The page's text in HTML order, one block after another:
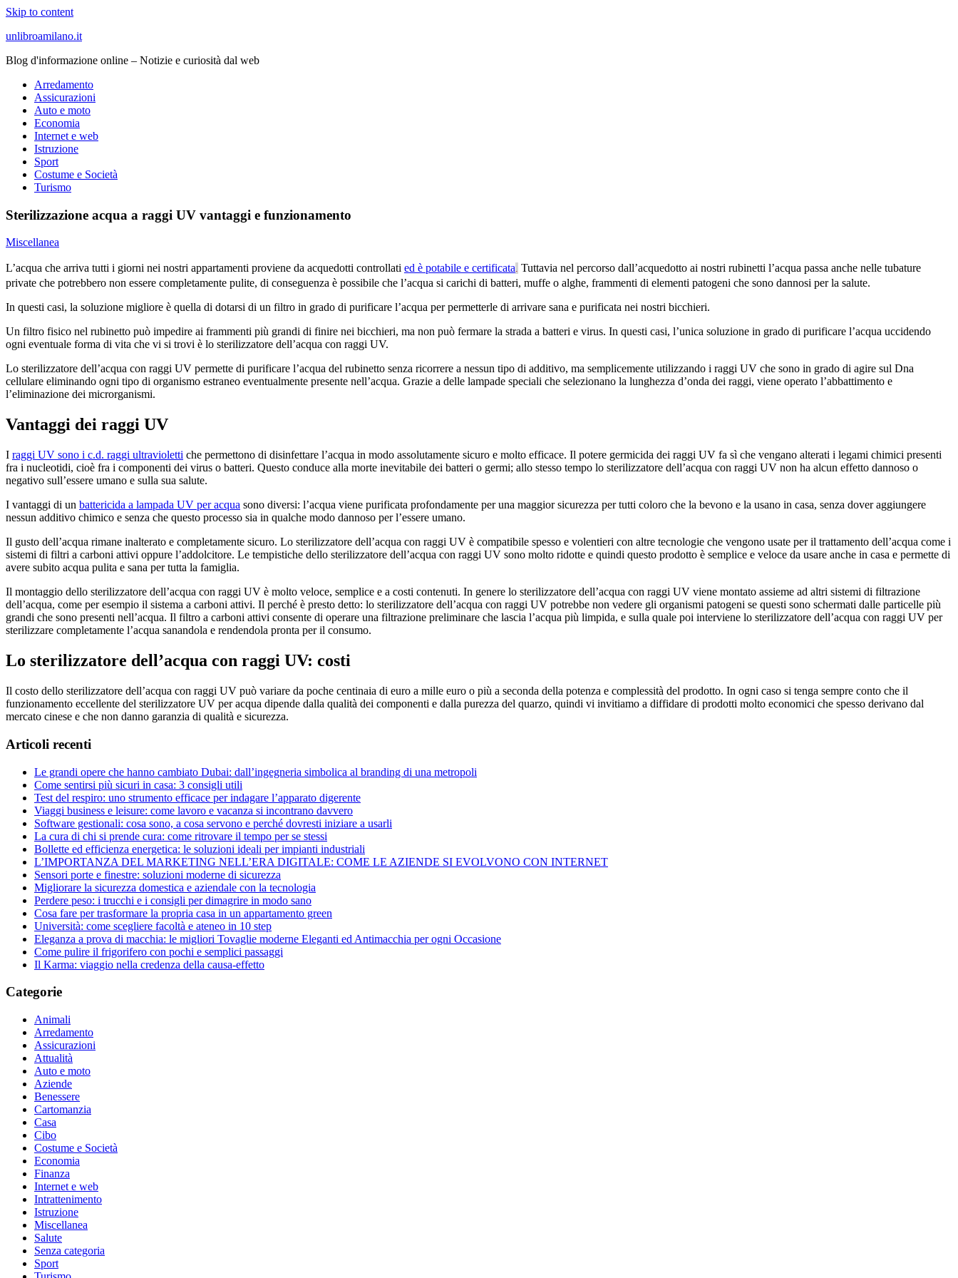
Skip to content
unlibroamilano.it
Blog d'informazione online – Notizie e curiosità dal web
Arredamento
Assicurazioni
Auto e moto
Economia
Internet e web
Istruzione
Sport
Costume e Società
Turismo
Sterilizzazione acqua a raggi UV vantaggi e funzionamento
Miscellanea
L’acqua che arriva tutti i giorni nei nostri appartamenti proviene da acquedotti controllati ed è potabile e certificata. Tuttavia nel percorso dall’acquedotto ai nostri rubinetti l’acqua passa anche nelle tubature
private che potrebbero non essere completamente pulite, di conseguenza è possibile che l’acqua si carichi di batteri, muffe o alghe, frammenti di elementi patogeni che sono dannosi per la salute.
In questi casi, la soluzione migliore è quella di dotarsi di un filtro in grado di purificare l’acqua per permetterle di arrivare sana e purificata nei nostri bicchieri.
Un filtro fisico nel rubinetto può impedire ai frammenti più grandi di finire nei bicchieri, ma non può fermare la strada a batteri e virus. In questi casi, l’unica soluzione in grado di purificare l’acqua uccidendo
ogni eventuale forma di vita che vi si trovi è lo sterilizzatore dell’acqua con raggi UV.
Lo sterilizzatore dell’acqua con raggi UV permette di purificare l’acqua del rubinetto senza ricorrere a nessun tipo di additivo, ma semplicemente utilizzando i raggi UV che sono in grado di agire sul Dna
cellulare eliminando ogni tipo di organismo estraneo eventualmente presente nell’acqua. Grazie a delle lampade speciali che selezionano la lunghezza d’onda dei raggi, viene operato l’abbattimento e
l’eliminazione dei microrganismi.
Vantaggi dei raggi UV
I raggi UV sono i c.d. raggi ultravioletti che permettono di disinfettare l’acqua in modo assolutamente sicuro e molto efficace. Il potere germicida dei raggi UV fa sì che vengano alterati i legami chimici presenti
fra i nucleotidi, cioè fra i componenti dei virus o batteri. Questo conduce alla morte inevitabile dei batteri o germi; allo stesso tempo lo sterilizzatore dell’acqua con raggi UV non ha alcun effetto dannoso o
negativo sull’essere umano e sulla sua salute.
I vantaggi di un battericida a lampada UV per acqua sono diversi: l’acqua viene purificata profondamente per una maggior sicurezza per tutti coloro che la bevono e la usano in casa, senza dover aggiungere
nessun additivo chimico e senza che questo processo sia in qualche modo dannoso per l’essere umano.
Il gusto dell’acqua rimane inalterato e completamente sicuro. Lo sterilizzatore dell’acqua con raggi UV è compatibile spesso e volentieri con altre tecnologie che vengono usate per il trattamento dell’acqua come i
sistemi di filtri a carboni attivi oppure l’addolcitore. Le tempistiche dello sterilizzatore dell’acqua con raggi UV sono molto ridotte e quindi questo prodotto è semplice e veloce da usare anche in casa e permette di
avere subito acqua pulita e sana per tutta la famiglia.
Il montaggio dello sterilizzatore dell’acqua con raggi UV è molto veloce, semplice e a costi contenuti. In genere lo sterilizzatore dell’acqua con raggi UV viene montato assieme ad altri sistemi di filtrazione
dell’acqua, come per esempio il sistema a carboni attivi. Il perché è presto detto: lo sterilizzatore dell’acqua con raggi UV potrebbe non vedere gli organismi patogeni se questi sono schermati dalle particelle più
grandi che sono presenti nell’acqua. Il filtro a carboni attivi consente di operare una filtrazione preliminare che lascia l’acqua più limpida, e sulla quale poi interviene lo sterilizzatore dell’acqua con raggi UV per
sterilizzare completamente l’acqua sanandola e rendendola pronta per il consumo.
Lo sterilizzatore dell’acqua con raggi UV: costi
Il costo dello sterilizzatore dell’acqua con raggi UV può variare da poche centinaia di euro a mille euro o più a seconda della potenza e complessità del prodotto. In ogni caso si tenga sempre conto che il
funzionamento eccellente del sterilizzatore UV per acqua dipende dalla qualità dei componenti e dalla purezza del quarzo, quindi vi invitiamo a diffidare di prodotti molto economici che spesso derivano dal
mercato cinese e che non danno garanzia di qualità e sicurezza.
Articoli recenti
Le grandi opere che hanno cambiato Dubai: dall’ingegneria simbolica al branding di una metropoli
Come sentirsi più sicuri in casa: 3 consigli utili
Test del respiro: uno strumento efficace per indagare l’apparato digerente
Viaggi business e leisure: come lavoro e vacanza si incontrano davvero
Software gestionali: cosa sono, a cosa servono e perché dovresti iniziare a usarli
La cura di chi si prende cura: come ritrovare il tempo per se stessi
Bollette ed efficienza energetica: le soluzioni ideali per impianti industriali
L’IMPORTANZA DEL MARKETING NELL’ERA DIGITALE: COME LE AZIENDE SI EVOLVONO CON INTERNET
Sensori porte e finestre: soluzioni moderne di sicurezza
Migliorare la sicurezza domestica e aziendale con la tecnologia
Perdere peso: i trucchi e i consigli per dimagrire in modo sano
Cosa fare per trasformare la propria casa in un appartamento green
Università: come scegliere facoltà e ateneo in 10 step
Eleganza a prova di macchia: le migliori Tovaglie moderne Eleganti ed Antimacchia per ogni Occasione
Come pulire il frigorifero con pochi e semplici passaggi
Il Karma: viaggio nella credenza della causa-effetto
Categorie
Animali
Arredamento
Assicurazioni
Attualità
Auto e moto
Aziende
Benessere
Cartomanzia
Casa
Cibo
Costume e Società
Economia
Finanza
Internet e web
Intrattenimento
Istruzione
Miscellanea
Salute
Senza categoria
Sport